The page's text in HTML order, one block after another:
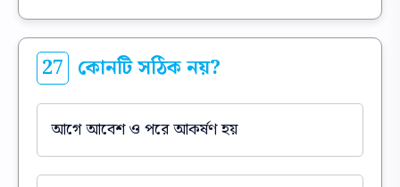
27 কোনটি সঠিক নয়?
আগে আবেশ ও পরে আকর্ষণ হয়